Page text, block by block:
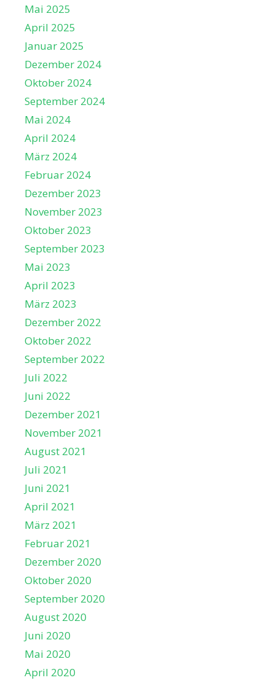
Mai 2025
April 2025
Januar 2025
Dezember 2024
Oktober 2024
September 2024
Mai 2024
April 2024
März 2024
Februar 2024
Dezember 2023
November 2023
Oktober 2023
September 2023
Mai 2023
April 2023
März 2023
Dezember 2022
Oktober 2022
September 2022
Juli 2022
Juni 2022
Dezember 2021
November 2021
August 2021
Juli 2021
Juni 2021
April 2021
März 2021
Februar 2021
Dezember 2020
Oktober 2020
September 2020
August 2020
Juni 2020
Mai 2020
April 2020